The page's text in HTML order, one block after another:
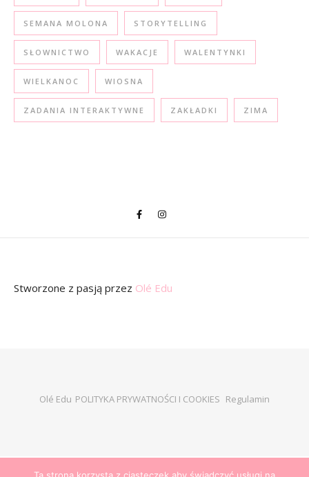
SEMANA MOLONA STORYTELLING
SŁOWNICTWO WAKACJE WALENTYNKI
WIELKANOC WIOSNA
ZADANIA INTERAKTYWNE ZAKŁADKI ZIMA
Stworzone z pasją przez Olé Edu
Olé Edu POLITYKA PRYWATNOŚCI I COOKIES Regulamin